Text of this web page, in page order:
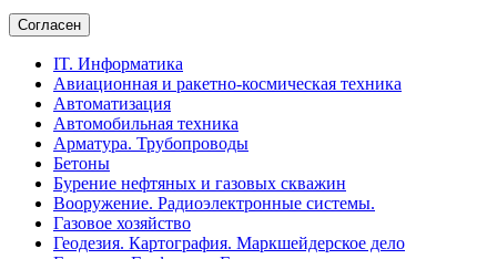
Согласен
IT. Информатика
Авиационная и ракетно-космическая техника
Автоматизация
Автомобильная техника
Арматура. Трубопроводы
Бетоны
Бурение нефтяных и газовых скважин
Вооружение. Радиоэлектронные системы.
Газовое хозяйство
Геодезия. Картография. Маркшейдерское дело